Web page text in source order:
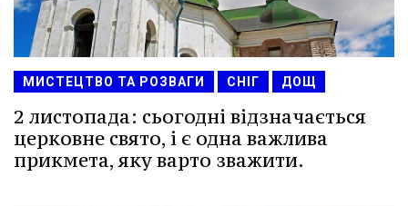
МИСТЕЦТВО ТА РОЗВАГИ СНІГ ДОЩ
2 листопада: сьогодні відзначається
церковне свято, і є одна важлива
прикмета, яку варто зважити.